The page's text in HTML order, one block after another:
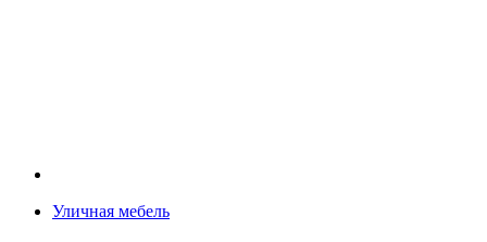
Уличная мебель